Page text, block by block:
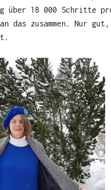
über 18 000 Schritte
das zusammen. Nur gut,